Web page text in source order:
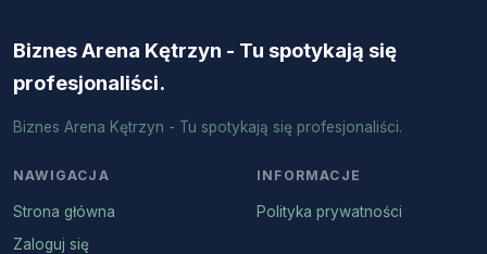
Biznes Arena Kętrzyn - Tu spotykają się
profesjonaliści.
Biznes Arena Kętrzyn - Tu spotykają się profesjonaliści.
NAWIGACJA
Strona główna
Zaloguj się
INFORMACJE
Polityka prywatności